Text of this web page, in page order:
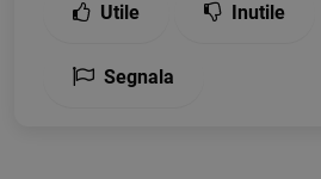
Utile Inutile
Segnala